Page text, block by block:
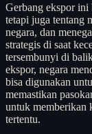
Gerbang ekspor ini
tetapi juga tentang
negara, dan
strategis di saat
tersembunyi di
ekspor, negara
bisa digunakan
memastikan
untuk memberikan
tertentu.